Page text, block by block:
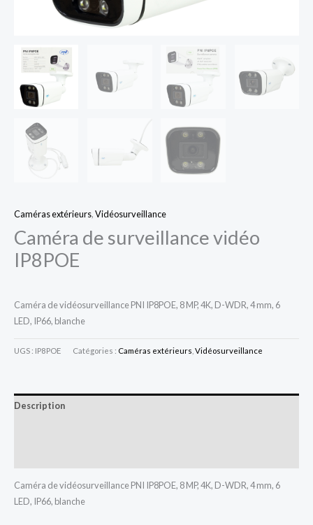
Caméras extérieurs,Vidéosurveillance
Caméra de surveillance vidéo
IP8POE
Caméra de vidéosurveillance PNI IP8POE, 8 MP, 4K, D-WDR, 4 mm, 6
LED, IP66, blanche
UGS : IP8POE Catégories : Caméras extérieurs Vidéosurveillance
Description
Caméra de vidéosurveillance PNI IP8POE, 8 MP, 4K, D-WDR, 4 mm, 6
LED, IP66, blanche